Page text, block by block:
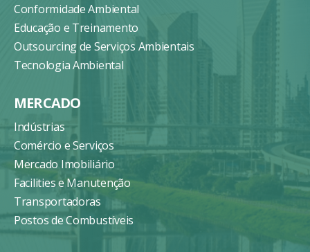
Conformidade Ambiental
Educação e Treinamento
Outsourcing de Serviços Ambientais
Tecnologia Ambiental
MERCADO
Indústrias
Comércio e Serviços
Mercado Imobiliário
Facilities e Manutenção
Transportadoras
Postos de Combustíveis